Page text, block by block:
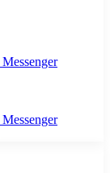
Messenger
Messenger